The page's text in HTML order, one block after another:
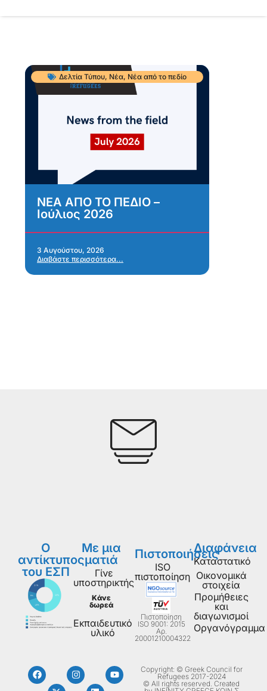
Δελτία Τύπου, Νέα, Νέα από το πεδίο
ΝΕΑ ΑΠΟ ΤΟ ΠΕΔΙΟ –
Ιούλιος 2026
3 Αυγούστου, 2026
Διαβάστε περισσότερα...
Ο
αντίκτυπος
του ΕΣΠ
Με μια
ματιά
Γίνε
υποστηρικτής
Κάνε
δωρεά
Εκπαιδευτικό
υλικό
Πιστοποιήσεις
ISO
πιστοποίηση
Πιστοποίηση
ISO 9001: 2015
Aρ.
20001210004322
Διαφάνεια
Καταστατικό
Οικονομικά
στοιχεία
Προμήθειες
και
διαγωνισμοί
Οργανόγραμμα
Copyright: © Greek Council for
Refugees 2017-2024
© All rights reserved. Created